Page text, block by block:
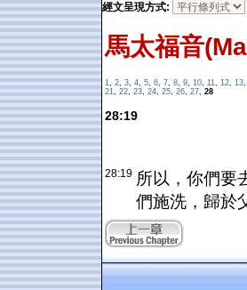
經文呈現方式:
馬太福音
1, 2, 3, 4, 5, 6, 7, 8, 9, 10, 11, 12, 13,
21, 22, 23, 24, 25, 26, 27, 28
28:19
28:19 所以，你們要
們施洗，歸於